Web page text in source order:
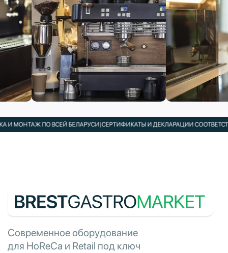
МОНТАЖ ПО ВСЕЙ БЕЛАРУСИ|СЕРТИФИКАТЫ И ДЕКЛАРАЦИИ
Современное оборудование
для HoReCa и Retail под ключ